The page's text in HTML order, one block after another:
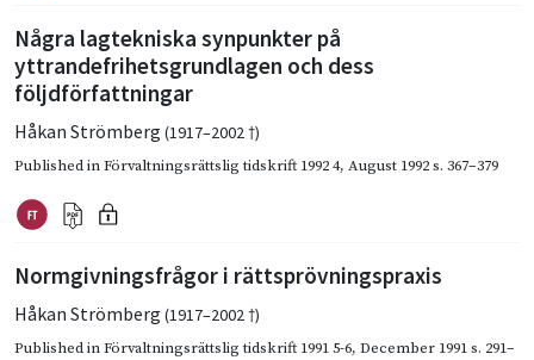
Några lagtekniska synpunkter på
yttrandefrihetsgrundlagen och dess
följdförfattningar
Håkan Strömberg (1917–2002 †)
Published inFörvaltningsrättslig tidskrift 1992 4, August 1992s. 367–379
Normgivningsfrågor i rättsprövningspraxis
Håkan Strömberg (1917–2002 †)
Published inFörvaltningsrättslig tidskrift 1991 5-6, December 1991s. 291–